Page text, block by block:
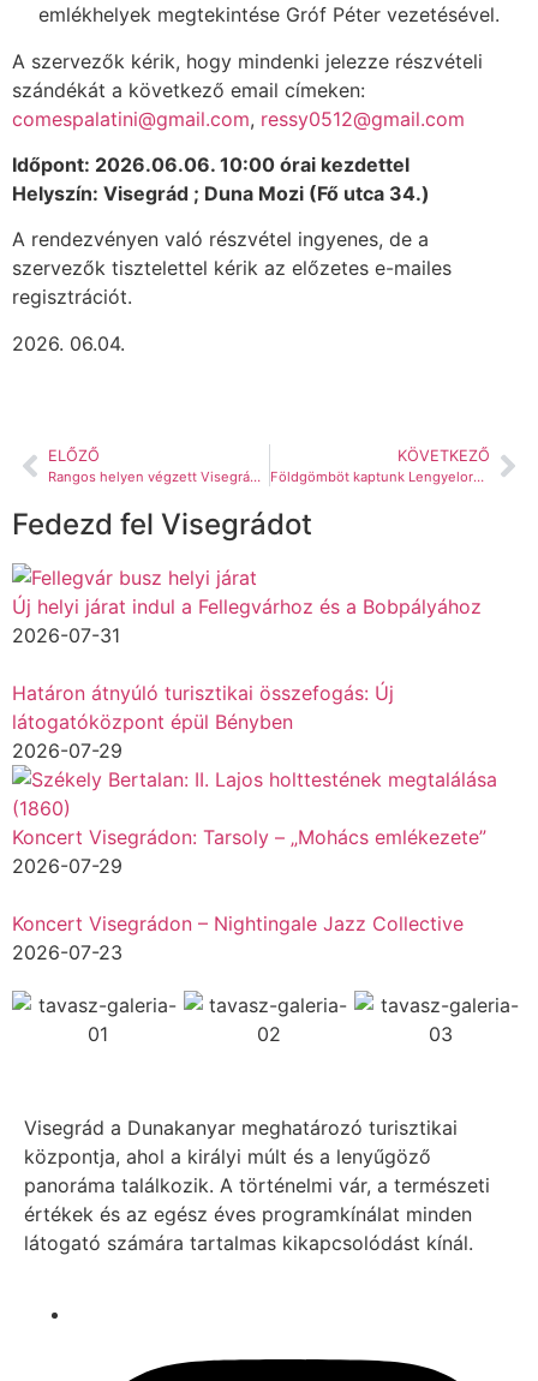
emlékhelyek megtekintése Gróf Péter vezetésével.
A szervezők kérik, hogy mindenki jelezze részvételi
szándékát a következő email címeken:
comespalatini@gmail.com, ressy0512@gmail.com
Időpont: 2026.06.06. 10:00 órai kezdettel
Helyszín: Visegrád ; Duna Mozi (Fő utca 34.)
A rendezvényen való részvétel ingyenes, de a
szervezők tisztelettel kérik az előzetes e-mailes
regisztrációt.
2026. 06.04.
ELŐZŐ
Rangos helyen végzett Visegrád 2025-ben a vendégéjszakák számát tekintve
KÖVETKEZŐ
Földgömböt kaptunk Lengyelországból
Fedezd fel Visegrádot
Új helyi járat indul a Fellegvárhoz és a Bobpályához
2026-07-31
Határon átnyúló turisztikai összefogás: Új
látogatóközpont épül Bényben
2026-07-29
Koncert Visegrádon: Tarsoly – „Mohács emlékezete”
2026-07-29
Koncert Visegrádon – Nightingale Jazz Collective
2026-07-23
Visegrád a Dunakanyar meghatározó turisztikai
központja, ahol a királyi múlt és a lenyűgöző
panoráma találkozik. A történelmi vár, a természeti
értékek és az egész éves programkínálat minden
látogató számára tartalmas kikapcsolódást kínál.